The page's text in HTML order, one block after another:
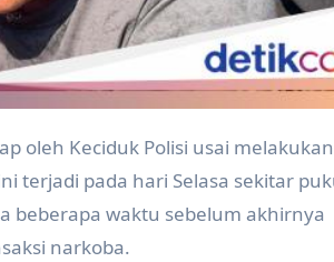
Desa Karangturi Kecamatan
Sehat Kabupaten/Kota Sehat (KKS)
Penghargaan UHC Awards kategori
Wilayah Kerja Puskesmas Kebonarum
1 Negeri Ceper Tahun 2024
Mudik Lebaran Tahun 2025
terjadi pada hari Selasa sekitar
beberapa waktu sebelum akhirnya
narkoba.